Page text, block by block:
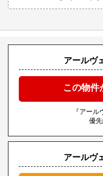
アールヴ
この物件
『アー
優
アールヴ